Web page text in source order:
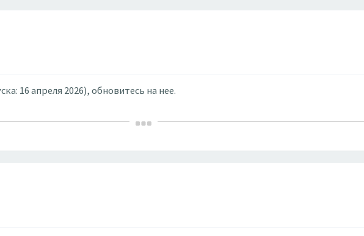
16 апреля 2026), обновитесь на нее.